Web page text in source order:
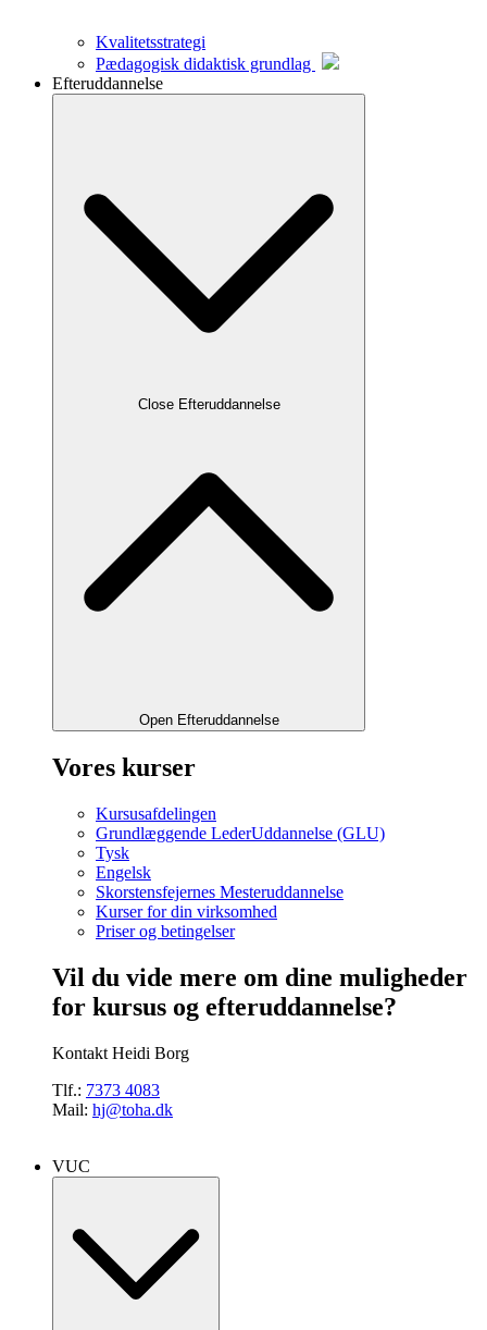
Kvalitetsstrategi
Pædagogisk didaktisk grundlag
Efteruddannelse
Close Efteruddannelse
Open Efteruddannelse
Vores kurser
Kursusafdelingen
Grundlæggende LederUddannelse (GLU)
Tysk
Engelsk
Skorstensfejernes Mesteruddannelse
Kurser for din virksomhed
Priser og betingelser
Vil du vide mere om dine muligheder
for kursus og efteruddannelse?
Kontakt Heidi Borg
Tlf.: 7373 4083
Mail: hj@toha.dk
VUC